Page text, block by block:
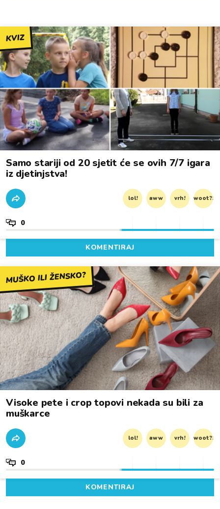
KVIZ
Samo stariji od 20 sjetit će se ovih 7/7 igara
iz djetinjstva!
lol! aww vrh! woot?!
0
KOMENTIRAJ
MUŠKO ILI ŽENSKO?
Visoke pete i crop topovi nekada su bili za
muškarce
lol! aww vrh! woot?!
0
KOMENTIRAJ